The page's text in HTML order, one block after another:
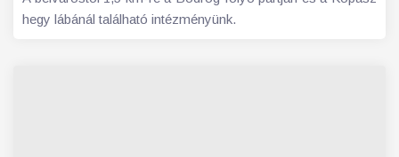
hegy lábánál található intézményünk.